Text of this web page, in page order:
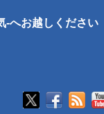
-へお越しください